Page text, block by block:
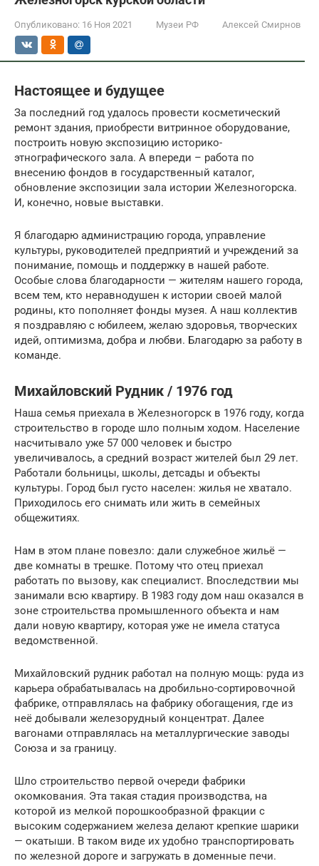
Опубликовано: 16 Ноя 2021 Музеи РФ Алексей Смирнов
Настоящее и будущее
За последний год удалось провести косметический
ремонт здания, приобрести витринное оборудование,
построить новую экспозицию историко-
этнографического зала. А впереди – работа по
внесению фондов в государственный каталог,
обновление экспозиции зала истории Железногорска.
И, конечно, новые выставки.
Я благодарю администрацию города, управление
культуры, руководителей предприятий и учреждений за
понимание, помощь и поддержку в нашей работе.
Особые слова благодарности — жителям нашего города,
всем тем, кто неравнодушен к истории своей малой
родины, кто пополняет фонды музея. А наш коллектив
я поздравляю с юбилеем, желаю здоровья, творческих
идей, оптимизма, добра и любви. Благодарю за работу в
команде.
Михайловский Рудник / 1976 год
Наша семья приехала в Железногорск в 1976 году, когда
строительство в городе шло полным ходом. Население
насчитывало уже 57 000 человек и быстро
увеличивалось, а средний возраст жителей был 29 лет.
Работали больницы, школы, детсады и объекты
культуры. Город был густо населен: жилья не хватало.
Приходилось его снимать или жить в семейных
общежитиях.
Нам в этом плане повезло: дали служебное жильё —
две комнаты в трешке. Потому что отец приехал
работать по вызову, как специалист. Впоследствии мы
занимали всю квартиру. В 1983 году дом наш оказался в
зоне строительства промышленного объекта и нам
дали новую квартиру, которая уже не имела статуса
ведомственной.
Михайловский рудник работал на полную мощь: руда из
карьера обрабатывалась на дробильно-сортировочной
фабрике, отправлялась на фабрику обогащения, где из
неё добывали железорудный концентрат. Далее
вагонами отправлялась на металлургические заводы
Союза и за границу.
Шло строительство первой очереди фабрики
окомкования. Эта такая стадия производства, на
которой из мелкой порошкообразной фракции с
высоким содержанием железа делают крепкие шарики
— окатыши. В таком виде их удобно транспортировать
по железной дороге и загружать в доменные печи.